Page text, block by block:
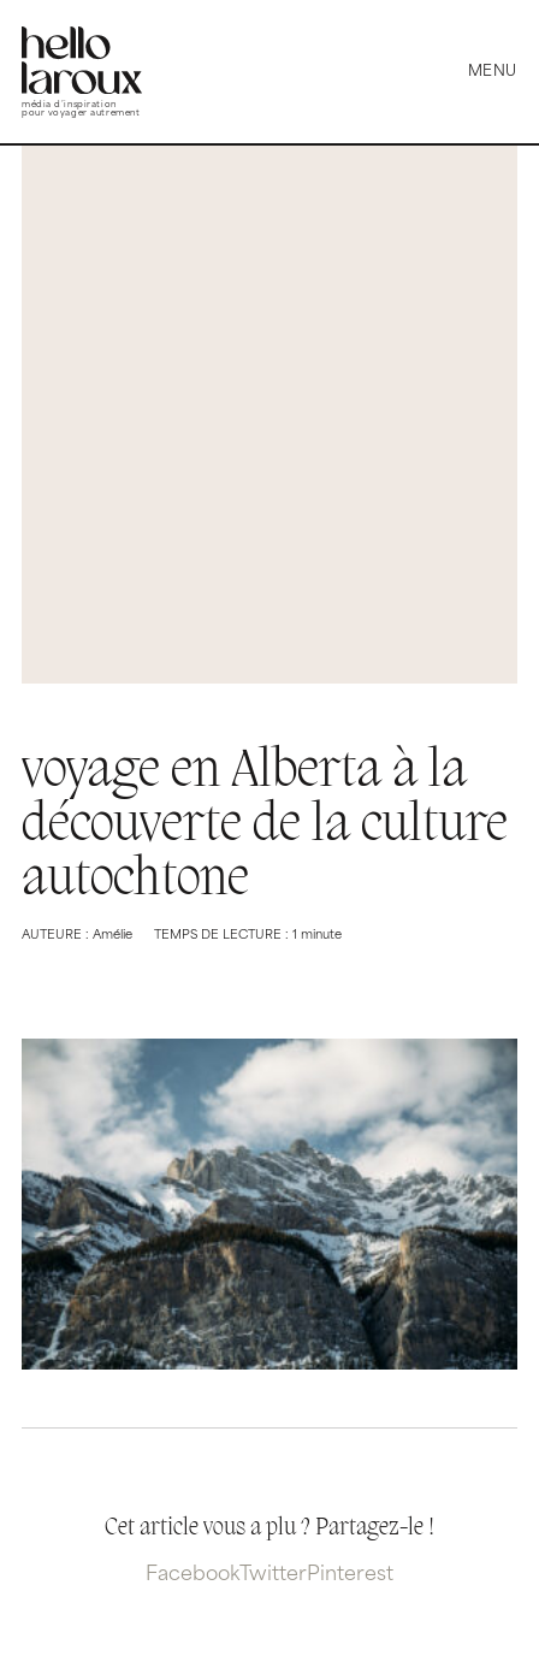
média d’inspiration
pour voyager autrement
MENU
voyage en Alberta à la
découverte de la culture
autochtone
AUTEURE : Amélie TEMPS DE LECTURE : 1 minute
Cet article vous a plu ? Partagez-le !
Facebook TwitterPinterest